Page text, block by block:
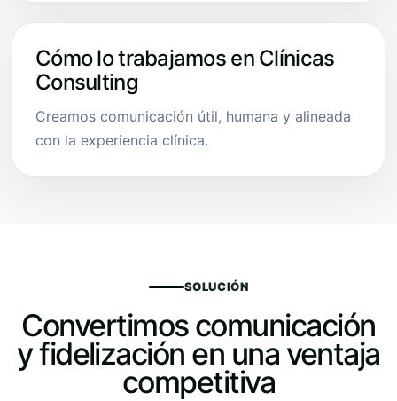
Cómo lo trabajamos en Clínicas
Consulting
Creamos comunicación útil, humana y alineada
con la experiencia clínica.
SOLUCIÓN
Convertimos comunicación
y fidelización en una ventaja
competitiva